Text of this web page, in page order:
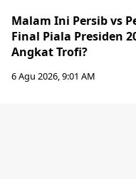
Malam Ini Persib vs
Final Piala Presiden
Angkat Trofi?
6 Agu 2026, 9:01 AM